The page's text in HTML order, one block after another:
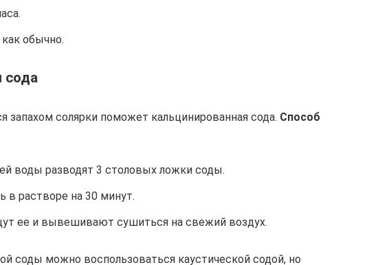
обычно.
сода
запахом солярки поможет кальцинированная сода. Способ
воды разводят 3 столовых ложки соды.
в растворе на 30 минут.
ее и вывешивают сушиться на свежий воздух.
соды можно воспользоваться каустической содой, но